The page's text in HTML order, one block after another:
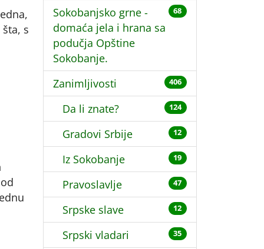
s
Sokobanjsko grne -
domaća jela i hrana sa
podučja Opštine
Sokobanje.
68
Zanimljivosti 406
Da li znate? 124
Gradovi Srbije 12
Iz Sokobanje 19
Pravoslavlje 47
Srpske slave 12
Srpski vladari 35